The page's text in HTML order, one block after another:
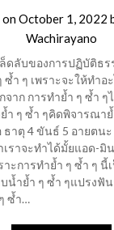
onOctober 1, 2022
Wachirayano
ดลับของการปฏิบัติธร
ซ้ำ ๆ เพราะจะให้ทำ
าก การทำย้ำ ๆ ซ้ำ ๆ
ำ ๆ ซ้ำ ๆคิดพิจารณาย้
ธาตุ 4 ขันธ์ 5 อายตน
เราจะทำได้มั้ยแอด-มิ
าะการทำย้ำ ๆ ซ้ำ ๆ นี้
บน้ำย้ำ ๆ ซ้ำ ๆแปรงฟั
ซ้ำ…